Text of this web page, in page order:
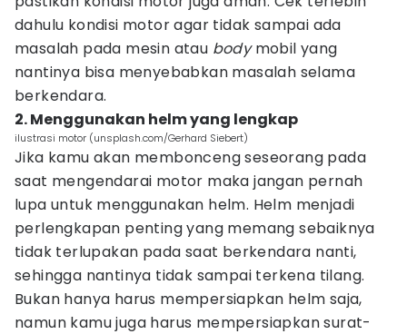
dahulu kondisi motor agar tidak sampai ada
masalah pada mesin atau bodymobil yang
nantinya bisa menyebabkan masalah selama
berkendara.
2. Menggunakan helm yang lengkap
ilustrasi motor (unsplash.com/Gerhard Siebert)
Jika kamu akan membonceng seseorang pada
saat mengendarai motor maka jangan pernah
lupa untuk menggunakan helm. Helm menjadi
perlengkapan penting yang memang sebaiknya
tidak terlupakan pada saat berkendara nanti,
sehingga nantinya tidak sampai terkena tilang.
Bukan hanya harus mempersiapkan helm saja,
namun kamu juga harus mempersiapkan surat-